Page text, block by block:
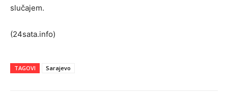
slučajem.
(24sata.info)
TAGOVI Sarajevo